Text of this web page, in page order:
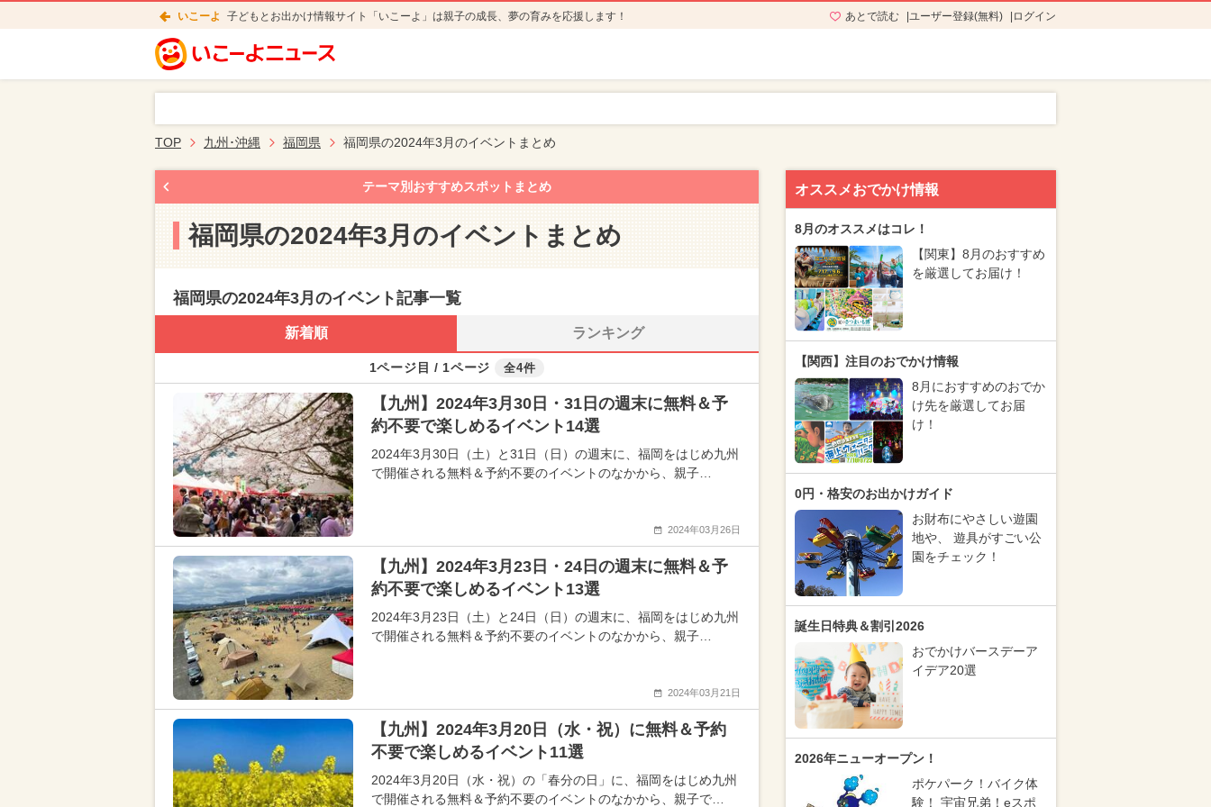
いこーよ 子どもとお出かけ情報サイト「いこーよ」は親子の成長、夢の育みを応援します！ あとで読む ユーザー登録(無料) ログイン
TOP 九州･沖縄 福岡県 福岡県の2024年3月のイベントまとめ
テーマ別おすすめスポットまとめ
福岡県の2024年3月のイベントまとめ
福岡県の2024年3月のイベント記事一覧
新着順 ランキング
1ページ目 / 1ページ 全4件
【九州】2024年3月30日・31日の週末に無料＆予
約不要で楽しめるイベント14選
2024年3月30日（土）と31日（日）の週末に、福岡をはじめ九州
で開催される無料＆予約不要のイベントのなかから、親子…
2024年03月26日
【九州】2024年3月23日・24日の週末に無料＆予
約不要で楽しめるイベント13選
2024年3月23日（土）と24日（日）の週末に、福岡をはじめ九州
で開催される無料＆予約不要のイベントのなかから、親子…
2024年03月21日
【九州】2024年3月20日（水・祝）に無料＆予約
不要で楽しめるイベント11選
2024年3月20日（水・祝）の「春分の日」に、福岡をはじめ九州
で開催される無料＆予約不要のイベントのなかから、親子で…
オススメおでかけ情報
8月のオススメはコレ！
【関東】8月のおすすめ
を厳選してお届け！
【関西】注目のおでかけ情報
8月におすすめのおでか
け先を厳選してお届
け！
0円・格安のお出かけガイド
お財布にやさしい遊園
地や、 遊具がすごい公
園をチェック！
誕生日特典＆割引2026
おでかけバースデーア
イデア20選
2026年ニューオープン！
ポケパーク！バイク体
験！ 宇宙兄弟！eスポ